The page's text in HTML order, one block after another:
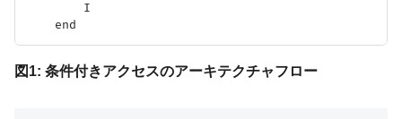
        I
図1: 条件付きアクセスのアーキテクチャフロー